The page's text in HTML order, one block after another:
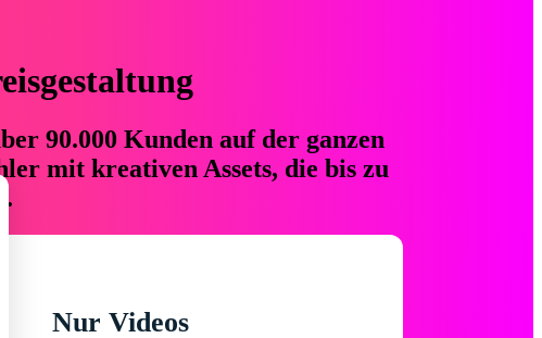
90.000 Kunden auf der ganzen
mit kreativen Assets, die bis zu
Nur Videos